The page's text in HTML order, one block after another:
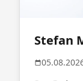
Stefan